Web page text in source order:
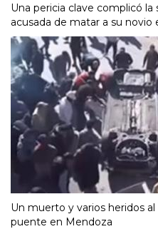
Una pericia clave complicó
acusada de matar a su novio
Un muerto y varios heridos
puente en Mendoza